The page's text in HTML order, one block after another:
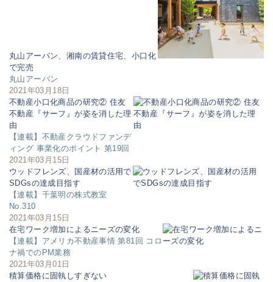
丸山アーバン、湘南の賃貸住宅、小口化
で完売
丸山アーバン
2021年03月18日
不動産小口化商品の研究② 住友
不動産『サーフ』が姿を消した理
由
【連載】不動産クラウドファンデ
ィング 事業化のポイント 第19回
2021年03月15日
ウッドフレンズ、国産材の活用で
SDGsの達成目指す
【連載】千葉明の株式教室
No.310
2021年03月15日
在宅ワーク増加によるニーズの変化
【連載】アメリカ不動産事情 第81回 コロ
ナ禍でのPM業務
2021年03月01日
積算価格に固執しすぎない